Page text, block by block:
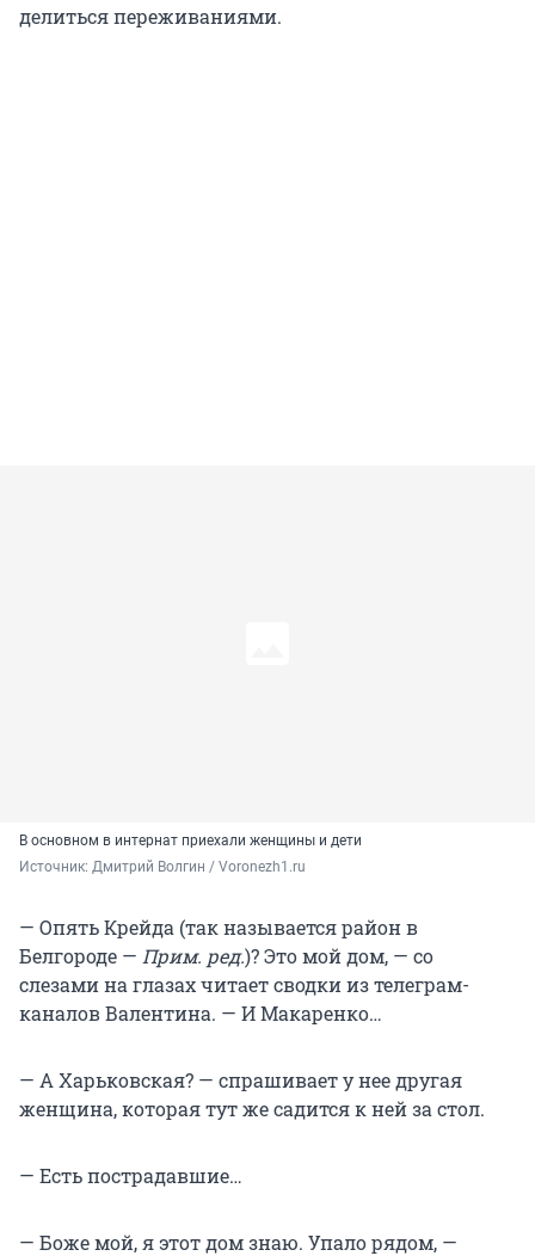
делиться переживаниями.
В основном в интернат приехали женщины и дети
Источник: Дмитрий Волгин / Voronezh1.ru
— Опять Крейда (так называется район в
Белгороде — Прим. ред.)? Это мой дом, — со
слезами на глазах читает сводки из телеграм-
каналов Валентина. — И Макаренко…
— А Харьковская? — спрашивает у нее другая
женщина, которая тут же садится к ней за стол.
— Есть пострадавшие…
— Боже мой, я этот дом знаю. Упало рядом, —